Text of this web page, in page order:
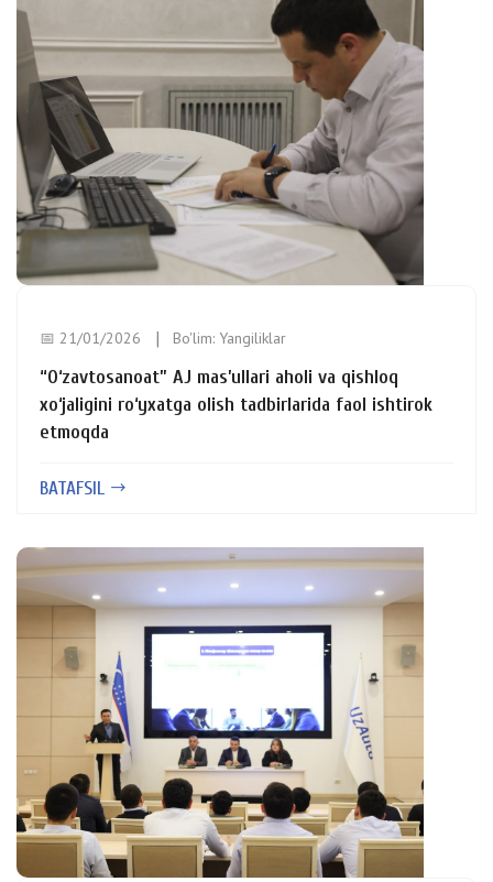
📅 21/01/2026 Bo'lim: Yangiliklar
“O‘zavtosanoat” AJ mas’ullari aholi va qishloq
xo‘jaligini ro‘yxatga olish tadbirlarida faol ishtirok
etmoqda
BATAFSIL